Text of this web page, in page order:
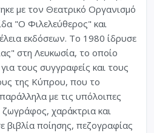
με τον Θεατρικό Οργανισμό
"Ο Φιλελεύθερος" και
εκδόσεων. Το 1980 ίδρυσε
στη Λευκωσία, το οποίο
τους συγγραφείς και τους
της Κύπρου, που το
με τις υπόλοιπες
χαράκτρια και
βιβλία ποίησης, πεζογραφίας